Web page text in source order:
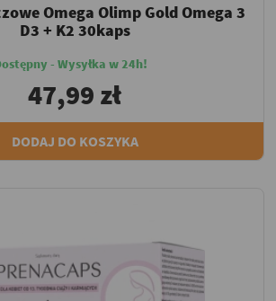
Omega Olimp Gold Omega 3
D3 + K2 30kaps
- Wysyłka w 24h!
47,99 zł
DODAJ DO KOSZYKA